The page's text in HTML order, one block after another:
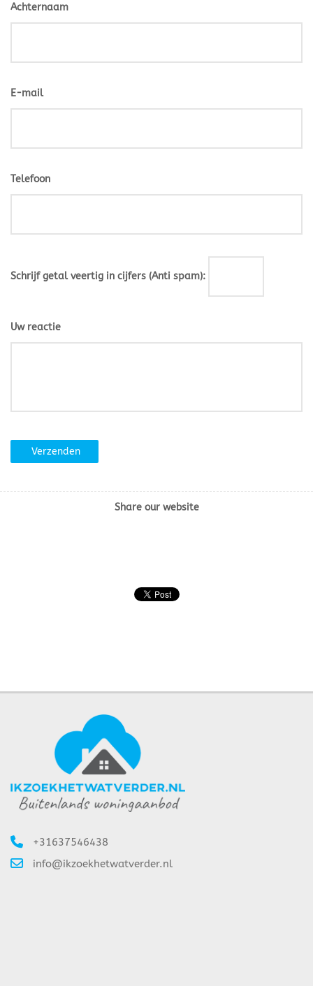
Achternaam
E-mail
Telefoon
Schrijf getal veertig in cijfers (Anti spam):
Uw reactie
Verzenden
Share our website
+31637546438
info@ikzoekhetwatverder.nl